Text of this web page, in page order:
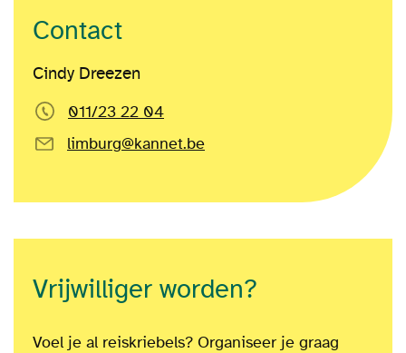
Contact
Cindy Dreezen
011/23 22 04
limburg@kannet.be
Vrijwilliger worden?
Voel je al reiskriebels? Organiseer je graag